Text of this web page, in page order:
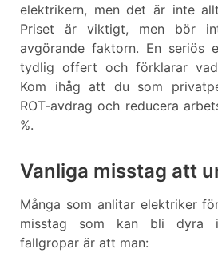
elektrikern, men det är inte
Priset är viktigt, men bör
avgörande faktorn. En seriös
tydlig offert och förklarar vad
Kom ihåg att du som
ROT-avdrag och reducera
%.
Vanliga misstag att
Många som anlitar elektriker
misstag som kan bli dyra i
fallgropar är att man: